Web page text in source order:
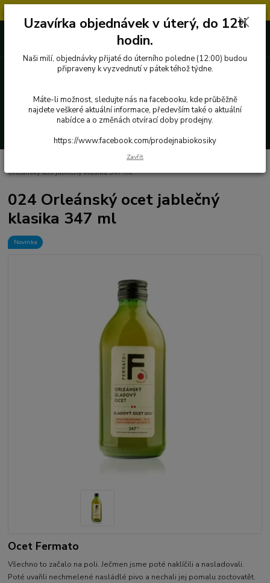
727 862 655, 737 283 505
Fermentované potraviny
Orleánský ocet jablečný klasika 347 ml
024 Orleánský ocet jablečný
klasika 347 ml
Novinka
Ocet Fermato
Všechno to začalo na poli. Ječmen jsme poté naklíčili a nasladovali.
Poté uvařili nechmelené nasládlé pivo a nechali jej pomalu zoctovatět.
Uzavírka objednávek v úterý, do 12ti
hodin.
Naši milí, objednávky přijaté do úterního poledne (12:00) budou
připraveny k vyzvednutí v pátek téhož týdne.
Máte-li možnost, sledujte nás na facebooku, kde průběžně
najdete veškeré aktuální informace, především také o aktuální
nabídce a o změnách otvírací doby prodejny.
https://www.facebook.com/prodejnabiokosiky
Zavřít